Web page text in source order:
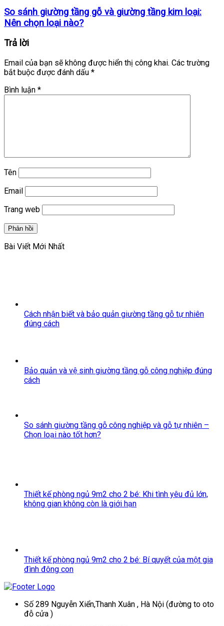
So sánh giường tầng gỗ và giường tầng kim loại:
Nên chọn loại nào?
Trả lời
Email của bạn sẽ không được hiển thị công khai. Các trường
bắt buộc được đánh dấu *
Bình luận *
Tên
Email
Trang web
Bài Viết Mới Nhất
Cách nhận biết và bảo quản giường tầng gỗ tự nhiên
đúng cách
Bảo quản và vệ sinh giường tầng gỗ công nghiệp đúng
cách
So sánh giường tầng gỗ công nghiệp và gỗ tự nhiên –
Chọn loại nào tốt hơn?
Thiết kế phòng ngủ 9m2 cho 2 bé: Khi tình yêu đủ lớn,
không gian không còn là giới hạn
Thiết kế phòng ngủ 9m2 cho 2 bé: Bí quyết của một gia
đình đông con
Số 289 Nguyễn Xiển,Thanh Xuân , Hà Nội (đường to oto
đỗ cửa )